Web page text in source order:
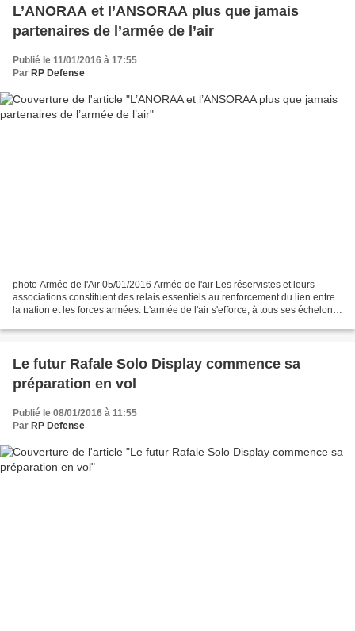
L’ANORAA et l’ANSORAA plus que jamais
partenaires de l’armée de l’air
Publié le 11/01/2016 à 17:55
Par RP Defense
photo Armée de l'Air 05/01/2016 Armée de l'air Les réservistes et leurs
associations constituent des relais essentiels au renforcement du lien entre
la nation et les forces armées. L'armée de l'air s'efforce, à tous ses échelons
Le futur Rafale Solo Display commence sa
préparation en vol
Publié le 08/01/2016 à 11:55
Par RP Defense